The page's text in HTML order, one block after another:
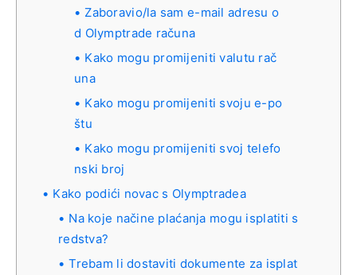
Zaboravio/la sam e-mail adresu o
d Olymptrade računa
Kako mogu promijeniti valutu rač
una
Kako mogu promijeniti svoju e-po
štu
Kako mogu promijeniti svoj telefo
nski broj
Kako podići novac s Olymptradea
Na koje načine plaćanja mogu isplatiti s
redstva?
Trebam li dostaviti dokumente za isplat